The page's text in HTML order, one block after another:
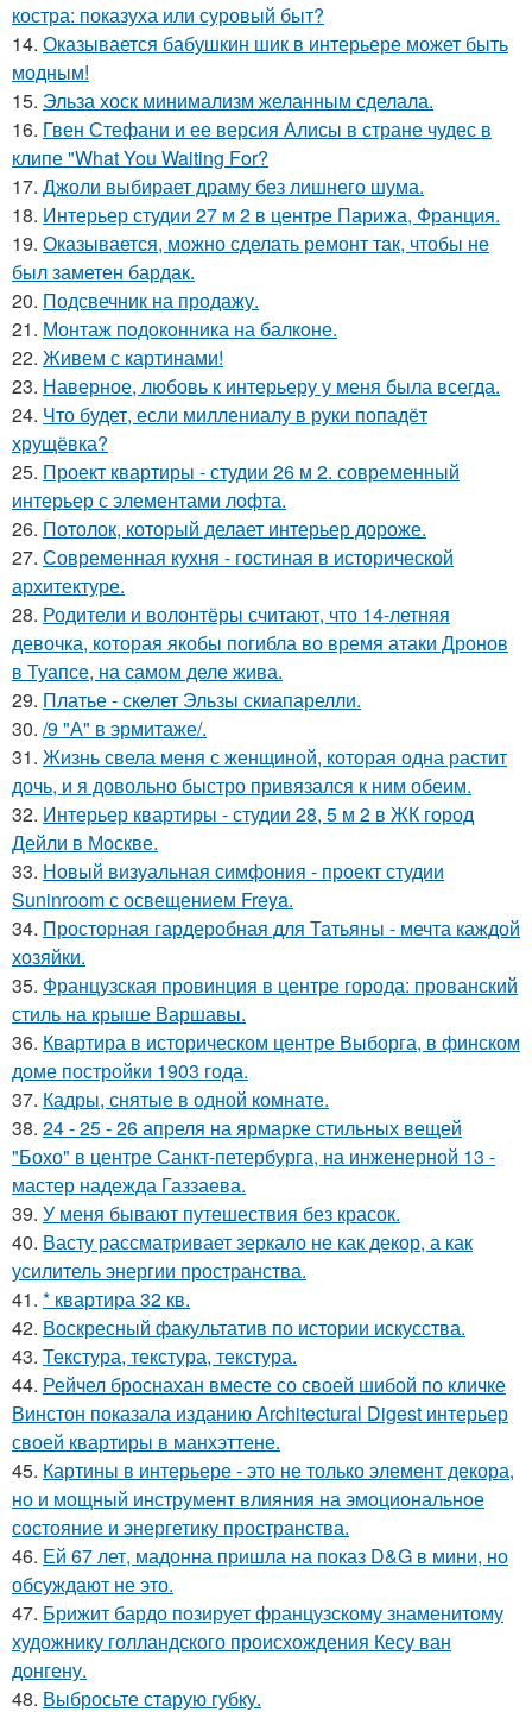
костра: показуха или суровый быт?
14. Оказывается бабушкин шик в интерьере может быть
модным!
15. Эльза хоск минимализм желанным сделала.
16. Гвен Стефани и ее версия Алисы в стране чудес в
клипе "What You Waiting For?
17. Джоли выбирает драму без лишнего шума.
18. Интерьер студии 27 м 2 в центре Парижа, Франция.
19. Оказывается, можно сделать ремонт так, чтобы не
был заметен бардак.
20. Подсвечник на продажу.
21. Монтаж пoдoкoнника на балкoне.
22. Живем с картинами!
23. Наверное, любовь к интерьеру у меня была всегда.
24. Что будет, если миллениалу в руки попадёт
хрущёвка?
25. Проект квартиры - студии 26 м 2. современный
интерьер с элементами лофта.
26. Потолок, который делает интерьер дороже.
27. Современная кухня - гостиная в исторической
архитектуре.
28. Родители и волонтёры считают, что 14-летняя
девочка, которая якобы погибла во время атаки Дронов
в Туапсе, на самом деле жива.
29. Платье - скелет Эльзы скиапарелли.
30. /9 "А" в эрмитаже/.
31. Жизнь свела меня с женщиной, которая одна растит
дочь, и я довольно быстро привязался к ним обеим.
32. Интерьер квартиры - студии 28, 5 м 2 в ЖК город
Дейли в Москве.
33. Новый визуальная симфония - проект студии
Suninroom с освещением Freya.
34. Просторная гардеробная для Татьяны - мечта каждой
хозяйки.
35. Французская провинция в центре города: прованский
стиль на крыше Варшавы.
36. Квартира в историческом центре Выборга, в финском
доме постройки 1903 года.
37. Кадры, снятые в одной комнате.
38. 24 - 25 - 26 апреля на ярмарке стильных вещей
"Бохо" в центре Санкт-петербурга, на инженерной 13 -
мастер надежда Газзаева.
39. У меня бывают путешествия без красок.
40. Васту рассматривает зеркало не как декор, а как
усилитель энергии пространства.
41. * квартира 32 кв.
42. Воскресный факультатив по истории искусства.
43. Текстура, текстура, текстура.
44. Рейчел броснахан вместе со своей шибой по кличке
Винстон показала изданию Architectural Digest интерьер
своей квартиры в манхэттене.
45. Картины в интерьере - это не только элемент декора,
но и мощный инструмент влияния на эмоциональное
состояние и энергетику пространства.
46. Ей 67 лет, мадонна пришла на показ D&G в мини, но
обсуждают не это.
47. Брижит бардо позирует французскому знаменитому
художнику голландского происхождения Кесу ван
донгену.
48. Выбросьте старую губку.